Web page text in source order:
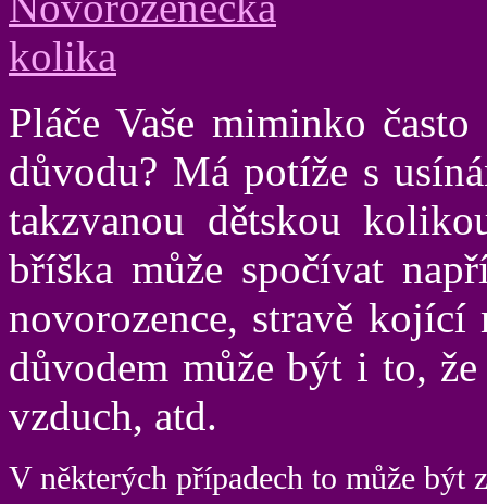
Pláče Vaše miminko
důvodu? Má potíže s
takzvanou dětskou
bříška může spočívat
novorozence, stravě kojící
důvodem může být i to,
vzduch, atd.
V některých případech to může být